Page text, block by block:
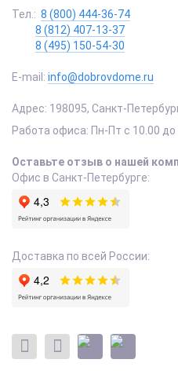
Тел.: 8 (800) 444-36-74
8 (812) 407-13-37
8 (495) 150-54-30
E-mail: info@dobrovdome.ru
Адрес: 198095, Санкт-
Работа офиса: Пн-Пт с 10.00 до
Оставьте отзыв о нашей
Офис в Санкт-Петербурге:
Доставка по всей России: